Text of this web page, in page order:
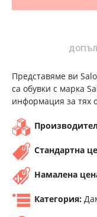
Представяме ви
са обувки с марка
информация за тях
Стандартна
Намалена
Категория: